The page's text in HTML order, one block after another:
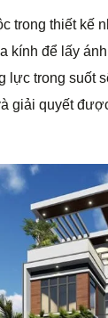
trong thiết kế
kính để lấy
lực trong suốt
giải quyết